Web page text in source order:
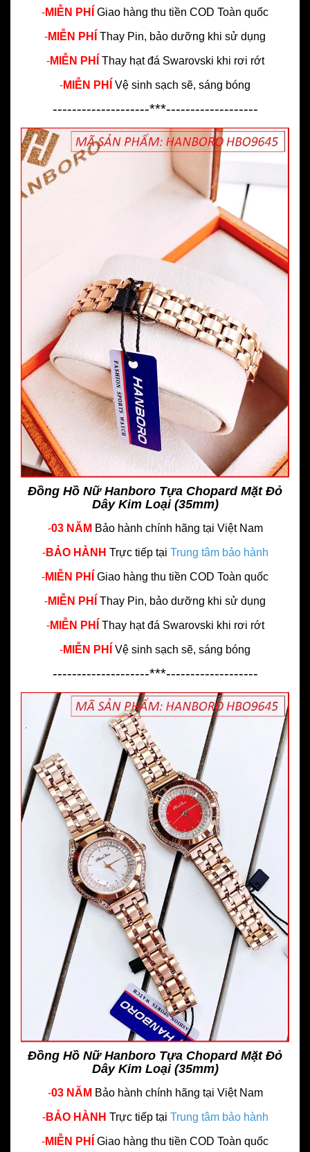
-MIỄN PHÍ Giao hàng thu tiền COD Toàn quốc
-MIỄN PHÍ Thay Pin, bảo dưỡng khi sử dụng
-MIỄN PHÍ Thay hạt đá Swarovski khi rơi rớt
-MIỄN PHÍ Vệ sinh sạch sẽ, sáng bóng
--------------------***-------------------
Đồng Hồ Nữ Hanboro Tựa Chopard Mặt Đỏ
Dây Kim Loại (35mm)
-03 NĂM Bảo hành chính hãng tại Việt Nam
-BẢO HÀNH Trực tiếp tại Trung tâm bảo hành
-MIỄN PHÍ Giao hàng thu tiền COD Toàn quốc
-MIỄN PHÍ Thay Pin, bảo dưỡng khi sử dụng
-MIỄN PHÍ Thay hạt đá Swarovski khi rơi rớt
-MIỄN PHÍ Vệ sinh sạch sẽ, sáng bóng
--------------------***-------------------
Đồng Hồ Nữ Hanboro Tựa Chopard Mặt Đỏ
Dây Kim Loại (35mm)
-03 NĂM Bảo hành chính hãng tại Việt Nam
-BẢO HÀNH Trực tiếp tại Trung tâm bảo hành
-MIỄN PHÍ Giao hàng thu tiền COD Toàn quốc